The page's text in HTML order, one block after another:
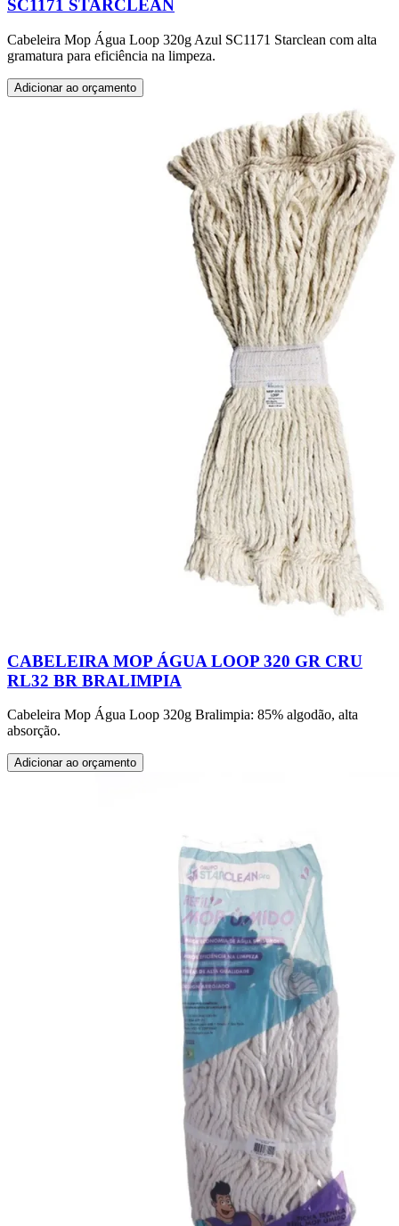
SC1171 STARCLEAN
Cabeleira Mop Água Loop 320g Azul SC1171 Starclean com alta
gramatura para eficiência na limpeza.
Adicionar ao orçamento
CABELEIRA MOP ÁGUA LOOP 320 GR CRU
RL32 BR BRALIMPIA
Cabeleira Mop Água Loop 320g Bralimpia: 85% algodão, alta
absorção.
Adicionar ao orçamento